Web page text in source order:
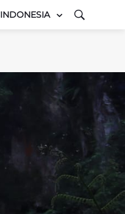
INDONESIA